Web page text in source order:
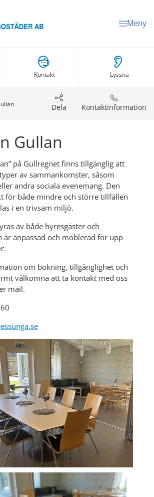
Meny
Kontakt Lyssna
Dela Kontaktinformation
Gullan
på Gullregnet finns tillgänglig att
av sammankomster, såsom
andra sociala evenemang. Den
för både mindre och större tillfällen
i en trivsam miljö.
av både hyresgäster och
är anpassad och möblerad för upp
om bokning, tillgänglighet och
välkomna att ta kontakt med oss
mail.